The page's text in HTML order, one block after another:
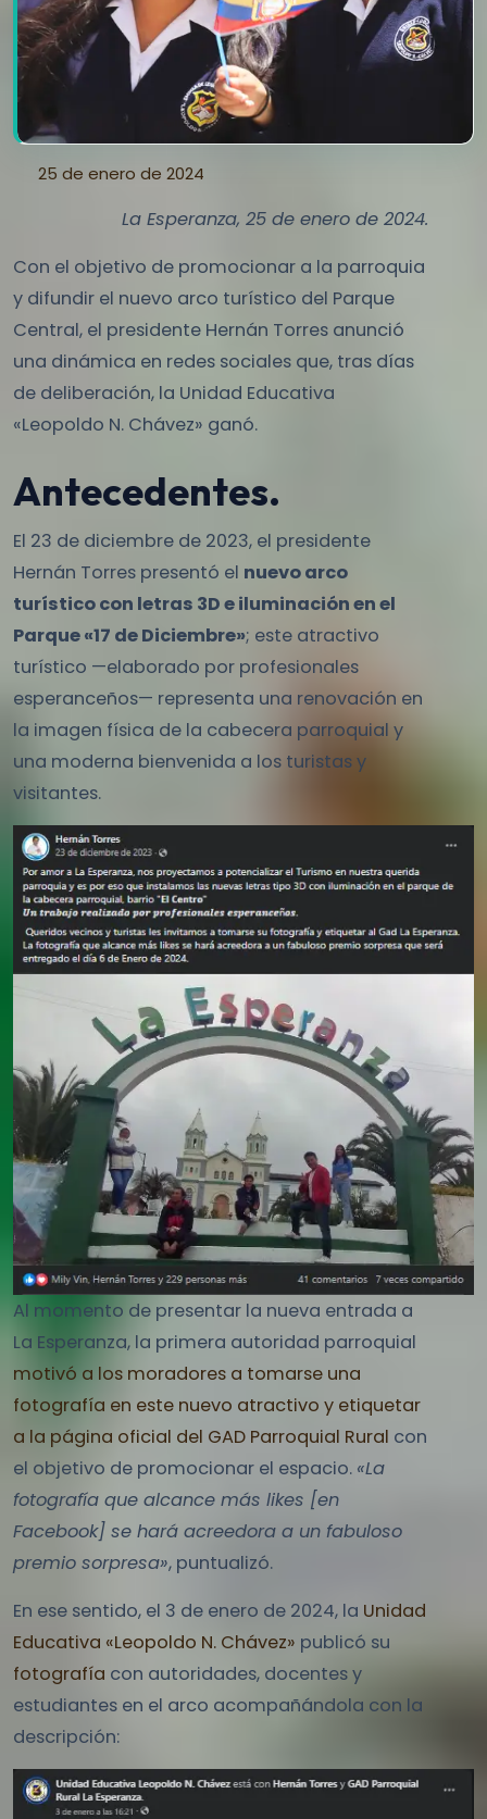
25 de enero de 2024
La Esperanza, 25 de enero de 2024.
Con el objetivo de promocionar a la parroquia
y difundir el nuevo arco turístico del Parque
Central, el presidente Hernán Torres anunció
una dinámica en redes sociales que, tras días
de deliberación, la Unidad Educativa
«Leopoldo N. Chávez» ganó.
Antecedentes.
El 23 de diciembre de 2023, el presidente
Hernán Torres presentó el nuevo arco
turístico con letras 3D e iluminación en el
Parque «17 de Diciembre»; este atractivo
turístico —elaborado por profesionales
esperanceños— representa una renovación en
la imagen física de la cabecera parroquial y
una moderna bienvenida a los turistas y
visitantes.
Al momento de presentar la nueva entrada a
La Esperanza, la primera autoridad parroquial
motivó a los moradores a tomarse una
fotografía en este nuevo atractivo y etiquetar
a la página oficial del GAD Parroquial Rural con
el objetivo de promocionar el espacio. «La
fotografía que alcance más likes [en
Facebook] se hará acreedora a un fabuloso
premio sorpresa», puntualizó.
En ese sentido, el 3 de enero de 2024, la Unidad
Educativa «Leopoldo N. Chávez» publicó su
fotografía con autoridades, docentes y
estudiantes en el arco acompañándola con la
descripción: